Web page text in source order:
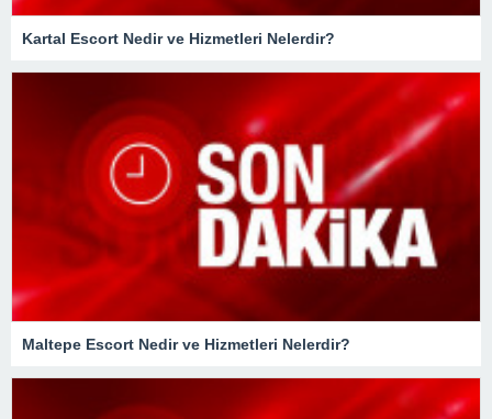
Kartal Escort Nedir ve Hizmetleri Nelerdir?
Maltepe Escort Nedir ve Hizmetleri Nelerdir?